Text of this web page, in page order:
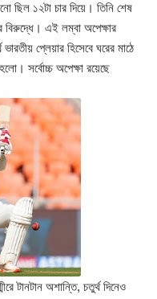
ছিল ১২টা চার দিয়ে। তিনি শেষ
বিরুদ্ধে। এই লম্বা অপেক্ষার
প্লেয়ার হিসেবে ঘরের মাঠে
সর্বোচ্চ অপেক্ষা রয়েছে
টানটান অশান্তি, চতুর্থ দিনেও